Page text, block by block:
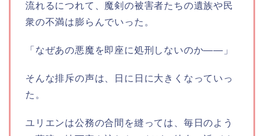
流れるにつれて、魔剣の被害者たちの遺族や民
衆の不満は膨らんでいった。
「なぜあの悪魔を即座に処刑しないのか――」
そんな排斥の声は、日に日に大きくなっていっ
た。
ユリエンは公務の合間を縫っては、毎日のよう